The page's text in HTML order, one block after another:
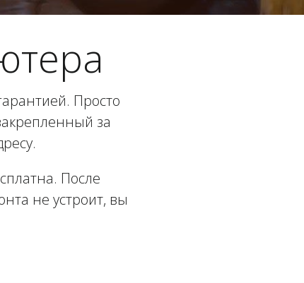
Просто
за
После
не устроит, вы